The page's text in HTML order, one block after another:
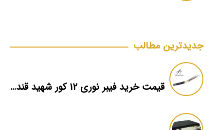
جدیدترین مطالب
قیمت خرید فیبر نوری ۱۲ کور شهید قندی